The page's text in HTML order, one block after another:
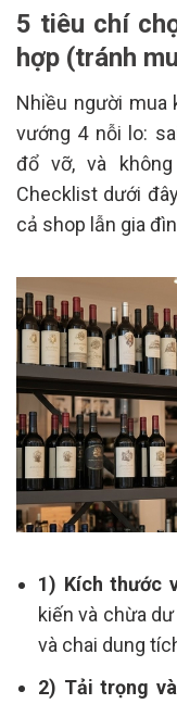
5 tiêu chí
hợp (tránh
Nhiều người mua
vướng 4 nỗi lo:
đổ vỡ, và
Checklist dưới
cả shop lẫn gia
1) Kích thước
kiến và chừa
và chai dung
2) Tải trọng